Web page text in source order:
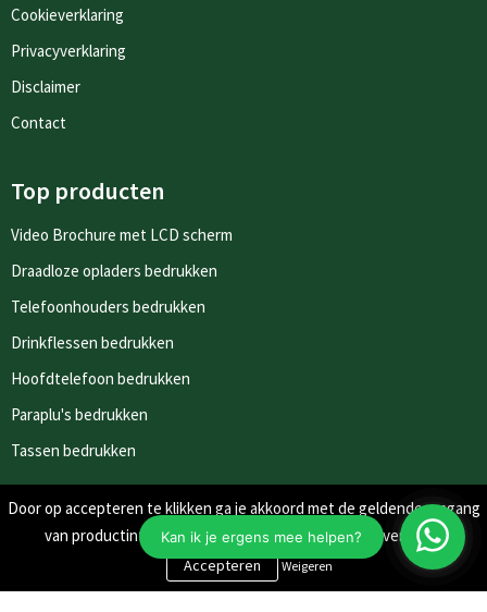
Cookieverklaring
Privacyverklaring
Disclaimer
Contact
Top producten
Video Brochure met LCD scherm
Draadloze opladers bedrukken
Telefoonhouders bedrukken
Drinkflessen bedrukken
Hoofdtelefoon bedrukken
Paraplu's bedrukken
Tassen bedrukken
Nieuwsbrieven
Schrijf je in voor onze nieuwsbrief en mis nooit meer één van
onze leuke aanbiedingen of updates.
Door op accepteren te klikken ga je akkoord met de geldende omgang
van productinformatie zoals op de website wordt vermeld.
Weigeren